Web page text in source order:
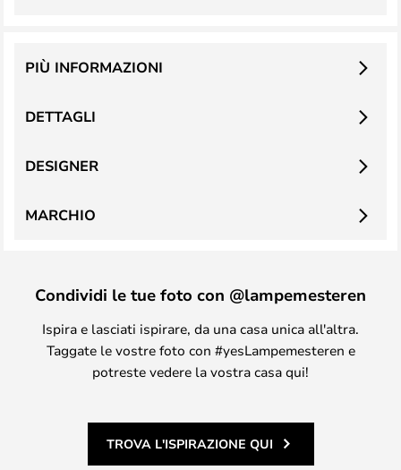
DETTAGLI
PIÙ INFORMAZIONI
DESIGNER
MARCHIO
Condividi le tue foto con @lampemesteren
Ispira e lasciati ispirare, da una casa unica all'altra.
Taggate le vostre foto con #yesLampemesteren e
potreste vedere la vostra casa qui!
TROVA L'ISPIRAZIONE QUI